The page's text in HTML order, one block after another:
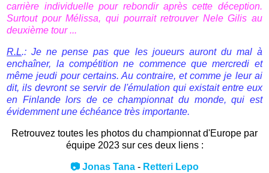
carrière individuelle pour rebondir après cette déception.
Surtout pour Mélissa, qui pourrait retrouver Nele Gilis au
deuxième tour ...
R.L.: Je ne pense pas que les joueurs auront du mal à
enchaîner, la compétition ne commence que mercredi et
même jeudi pour certains. Au contraire, et comme je leur ai
dit, ils devront se servir de l'émulation qui existait entre eux
en Finlande lors de ce championnat du monde, qui est
évidemment une échéance très importante.
Retrouvez toutes les photos du championnat d'Europe par
équipe 2023 sur ces deux liens :
📷 Jonas Tana - Retteri Lepo